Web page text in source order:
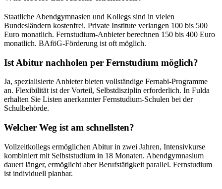
Staatliche Abendgymnasien und Kollegs sind in vielen
Bundesländern kostenfrei. Private Institute verlangen 100 bis 500
Euro monatlich. Fernstudium-Anbieter berechnen 150 bis 400 Euro
monatlich. BAföG-Förderung ist oft möglich.
Ist Abitur nachholen per Fernstudium möglich?
Ja, spezialisierte Anbieter bieten vollständige Fernabi-Programme
an. Flexibilität ist der Vorteil, Selbstdisziplin erforderlich. In Fulda
erhalten Sie Listen anerkannter Fernstudium-Schulen bei der
Schulbehörde.
Welcher Weg ist am schnellsten?
Vollzeitkollegs ermöglichen Abitur in zwei Jahren, Intensivkurse
kombiniert mit Selbststudium in 18 Monaten. Abendgymnasium
dauert länger, ermöglicht aber Berufstätigkeit parallel. Fernstudium
ist individuell planbar.